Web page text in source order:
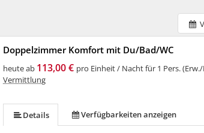
Doppelzimmer Komfort mit Du/Bad/WC
heute ab 113,00 € pro Einheit / Nacht für 1 Pers.
Vermittlung
Details Verfügbarkeiten anzeigen